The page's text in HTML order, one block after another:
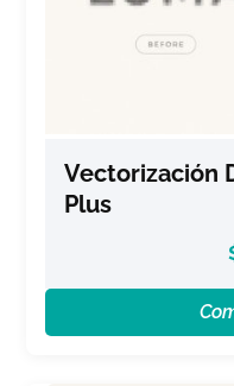
Vectorización
Plus